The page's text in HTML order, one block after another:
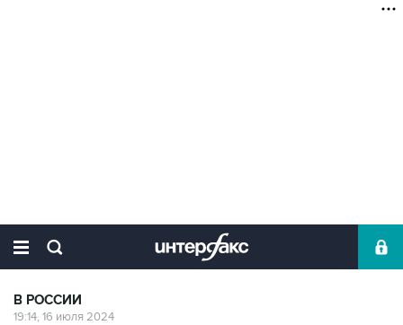
В РОССИИ
19:14, 16 июля 2024